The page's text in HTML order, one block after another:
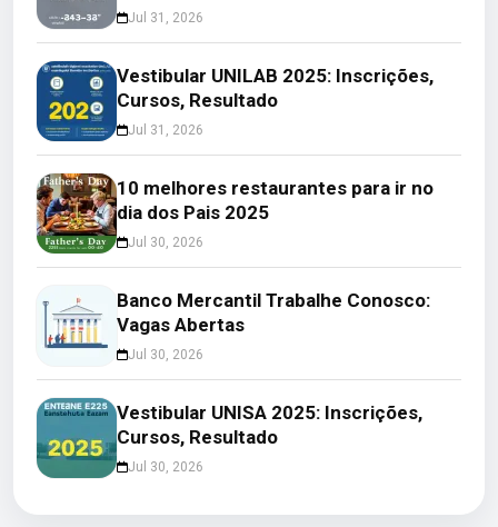
Jul 31, 2026
Vestibular UNILAB 2025: Inscrições,
Cursos, Resultado
Jul 31, 2026
10 melhores restaurantes para ir no
dia dos Pais 2025
Jul 30, 2026
Banco Mercantil Trabalhe Conosco:
Vagas Abertas
Jul 30, 2026
Vestibular UNISA 2025: Inscrições,
Cursos, Resultado
Jul 30, 2026